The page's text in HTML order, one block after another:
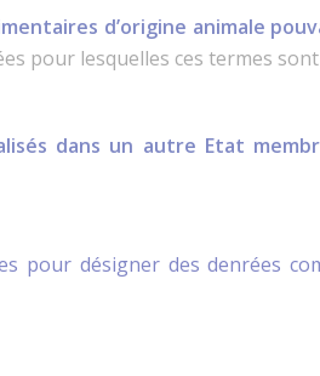
d’origine animale
pour lesquelles ces termes
dans un autre Etat
pour désigner des denrées